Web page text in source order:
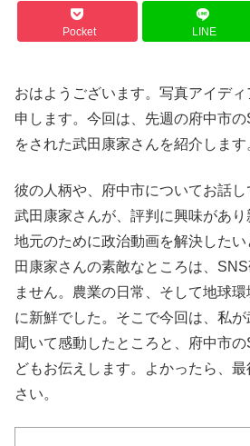
Pocket LINE
おはようございます。写真アイデ
申します。今回は、先週の府中市
をされた武田康家さんを紹介します
彼の人柄や、府中市についてお話し
武田康家さんが、評判に興味があり
地元のために政治動画を解決した
田康家さんの素敵なところは、
ません。農業の日常、そして地球
に新鮮でした。そこで今回は、私
聞いて感動したところと、府中市
どもお伝えします。よかったら、
さい。